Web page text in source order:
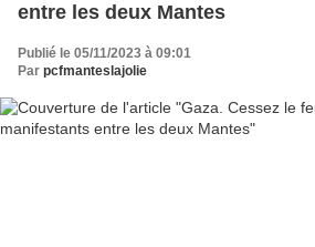
entre les deux Mantes
Publié le 05/11/2023 à 09:01
Par pcfmanteslajolie